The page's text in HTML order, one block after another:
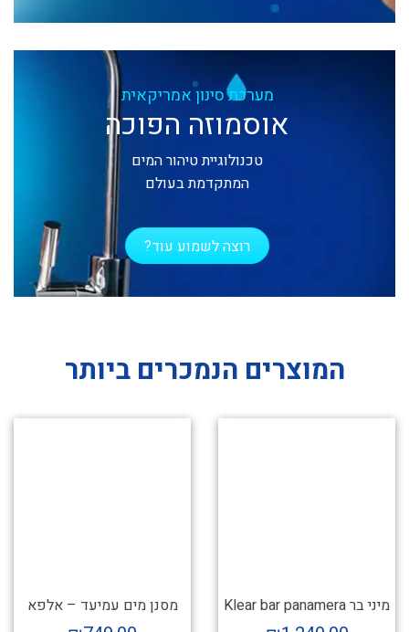
מערכת סינון אמריקאית
אוסמוזה הפוכה
טכנולוגיית טיהור המים
המתקדמת בעולם
רוצה לשמוע עוד?
המוצרים הנמכרים ביותר
מיני בר Klear bar panamera מסנן מים עמיעד – אלפא